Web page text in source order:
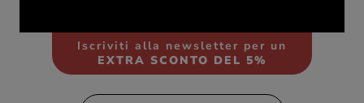
Iscriviti alla newsletter per un
EXTRA SCONTO DEL 5%